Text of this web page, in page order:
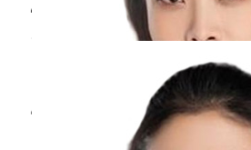
到腹部强烈的疼痛，出虚汗呕
部绞痛还伴随头晕眼花，打寒
要卧床休息。如果感觉身体非
怀孕全身 疼痛 怎么回事？
三甲
怀孕全身疼痛多数是由于体内
的，还有可能是精神紧张或者